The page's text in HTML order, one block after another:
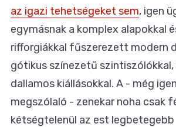
az igazi tehetségeket sem, igen
egymásnak a komplex alapokkal
rifforgiákkal fűszerezett modern
gótikus színezetű
dallamos kiállásokkal. A - még
megszólaló - zenekar noha csak
kétségtelenül az est legbetegebb